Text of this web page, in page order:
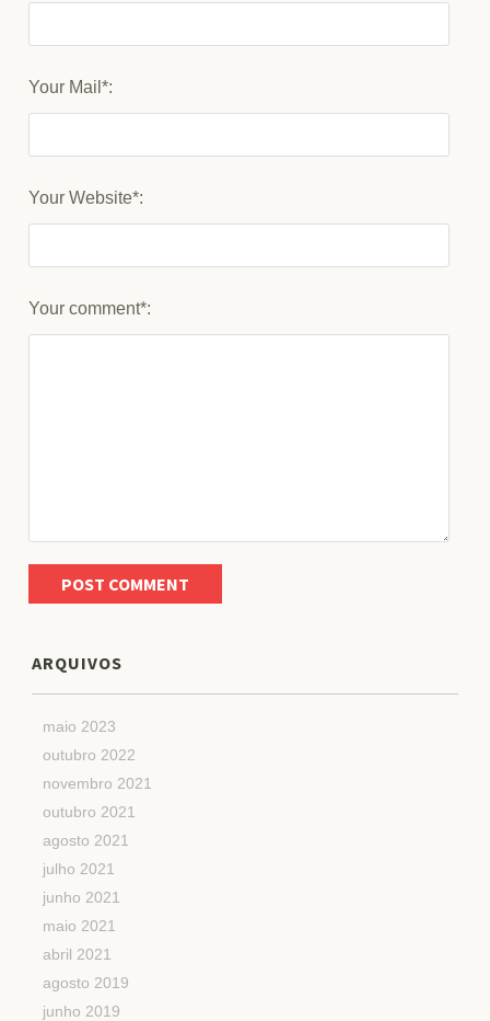
Your Mail*:
Your Website*:
Your comment*:
ARQUIVOS
maio 2023
outubro 2022
novembro 2021
outubro 2021
agosto 2021
julho 2021
junho 2021
maio 2021
abril 2021
agosto 2019
junho 2019